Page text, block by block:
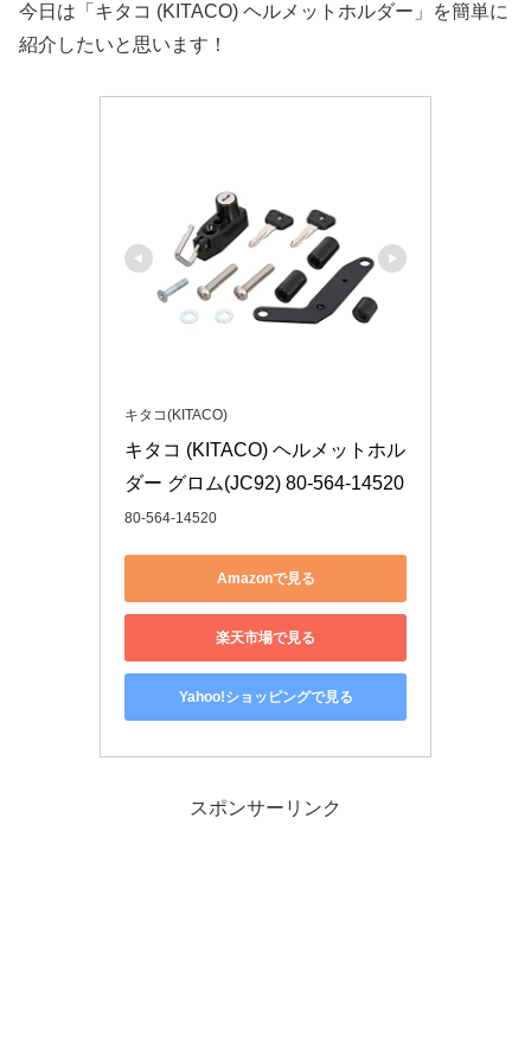
今日は「キタコ (KITACO) ヘルメットホルダー」を簡単に
紹介したいと思います！
キタコ(KITACO)
キタコ (KITACO) ヘルメットホル
ダー グロム(JC92) 80-564-14520
80-564-14520
Amazonで見る
楽天市場で見る
Yahoo!ショッピングで見る
スポンサーリンク